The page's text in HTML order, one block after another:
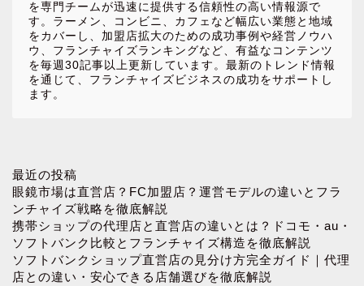
を専門チームが迅速に提供する信頼性の高い情報源で
す。ラーメン、コンビニ、カフェなど幅広い業態と地域
をカバーし、加盟店拡大のための成功事例や経営ノウハ
ウ、フランチャイズランキングなど、有益なコンテンツ
を毎週30記事以上更新しています。最新のトレンド情報
を通じて、フランチャイズビジネスの成功をサポートし
ます。
最近の投稿
眼鏡市場は直営店？FC加盟店？運営モデルの違いとフラ
ンチャイズ戦略を徹底解説
携帯ショップの代理店と直営店の違いとは？ドコモ・au・
ソフトバンク比較とフランチャイズ構造を徹底解説
ソフトバンクショップ直営店の見分け方完全ガイド｜代理
店との違い・安心できる店舗選びを徹底解説
お問い合わせ
プロフィール